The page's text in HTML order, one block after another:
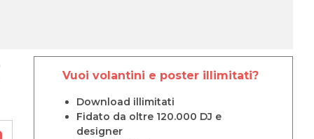
Vuoi volantini e poster illimitati?
Download illimitati
Fidato da oltre 120.000 DJ e
designer